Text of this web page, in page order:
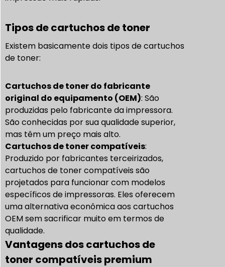
Tipos de cartuchos de toner
Existem basicamente dois tipos decartuchos
de toner:
Cartuchos de toner do fabricante
original do equipamento (OEM): São
produzidas pelo fabricante da impressora.
São conhecidas por sua qualidade superior,
mas têm um preço mais alto.
Cartuchos de toner compatíveis:
Produzido por fabricantes terceirizados,
cartuchos de toner compatíveis são
projetados para funcionar com modelos
específicos de impressoras. Eles oferecem
uma alternativa econômica aos cartuchos
OEM sem sacrificar muito em termos de
qualidade.
Vantagens dos cartuchos de
toner compatíveis premium